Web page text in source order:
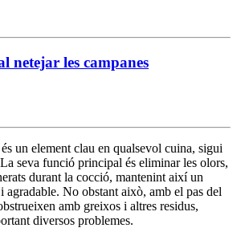
netejar les campanes
un element clau en qualsevol cuina, sigui
seva funció principal és eliminar les olors,
durant la cocció, mantenint així un
agradable. No obstant això, amb el pas del
amb greixos i altres residus,
diversos problemes.